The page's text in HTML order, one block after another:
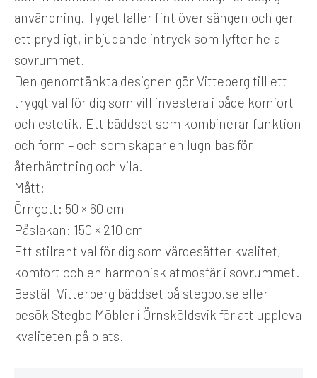
användning. Tyget faller fint över sängen och ger
ett prydligt, inbjudande intryck som lyfter hela
sovrummet.
Den genomtänkta designen gör Vitteberg till ett
tryggt val för dig som vill investera i både komfort
och estetik. Ett bäddset som kombinerar funktion
och form – och som skapar en lugn bas för
återhämtning och vila.
Mått:
Örngott: 50 × 60 cm
Påslakan: 150 × 210 cm
Ett stilrent val för dig som värdesätter kvalitet,
komfort och en harmonisk atmosfär i sovrummet.
Beställ Vitterberg bäddset på stegbo.se eller
besök Stegbo Möbler i Örnsköldsvik för att uppleva
kvaliteten på plats.